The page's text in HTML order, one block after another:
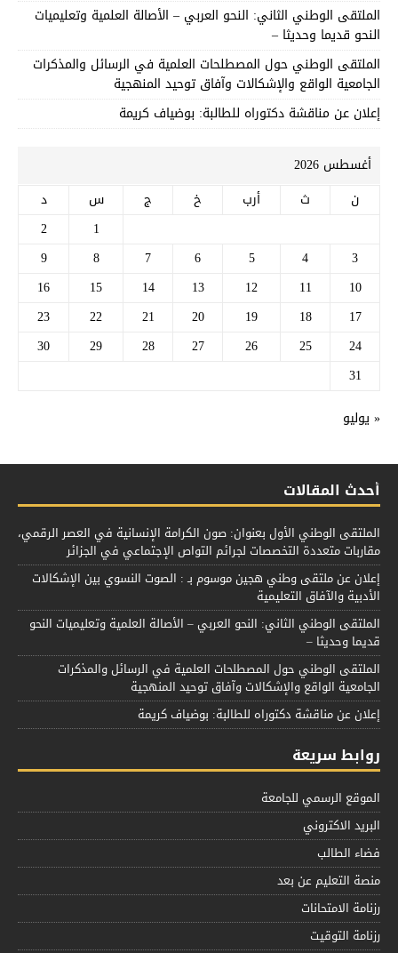
الملتقى الوطني الثاني: النحو العربي – الأصالة العلمية وتعليميات
النحو قديما وحديثا –
الملتقى الوطني حول المصطلحات العلمية في الرسائل والمذكرات
الجامعية الواقع والإشكالات وآفاق توحيد المنهجية
إعلان عن مناقشة دكتوراه للطالبة: بوضياف كريمة
أغسطس 2026
ن
ث أرب خ ج س
د
1
2
3
4
5
6
7
8
9
10
11
12
13
14
15
16
17
18
19
20
21
22
23
24
25
26
27
28
29
30
31
« يوليو
أحدث المقالات
الملتقى الوطني الأول بعنوان: صون الكرامة الإنسانية في العصر الرقمي،
مقاربات متعددة التخصصات لجرائم التواص الإجتماعي في الجزائر
إعلان عن ملتقى وطني هجين موسوم بـ : الصوت النسوي بين الإشكالات
الأدبية والآفاق التعليمية
الملتقى الوطني الثاني: النحو العربي – الأصالة العلمية وتعليميات النحو
قديما وحديثا –
الملتقى الوطني حول المصطلحات العلمية في الرسائل والمذكرات
الجامعية الواقع والإشكالات وآفاق توحيد المنهجية
إعلان عن مناقشة دكتوراه للطالبة: بوضياف كريمة
روابط سريعة
الموقع الرسمي للجامعة
البريد الاكتروني
فضاء الطالب
منصة التعليم عن بعد
رزنامة الامتحانات
رزنامة التوقيت